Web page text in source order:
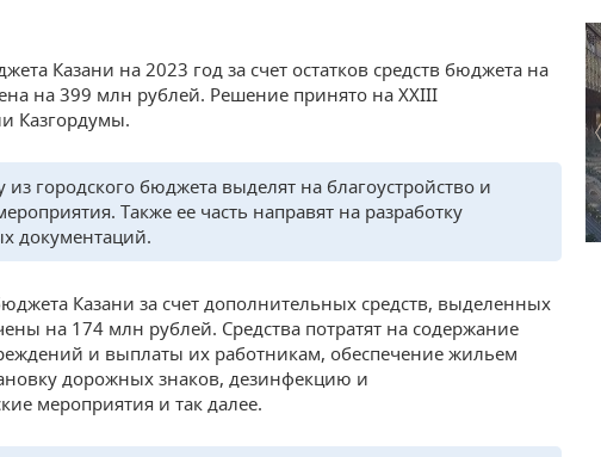
Казани на 2023 год за счет остатков средств бюджета на
на 399 млн рублей. Решение принято на XXIII
Казгордумы.
городского бюджета выделят на благоустройство и
Также ее часть направят на разработку
документаций.
Казани за счет дополнительных средств, выделенных
на 174 млн рублей. Средства потратят на содержание
и выплаты их работникам, обеспечение жильем
дорожных знаков, дезинфекцию и
мероприятия и так далее.